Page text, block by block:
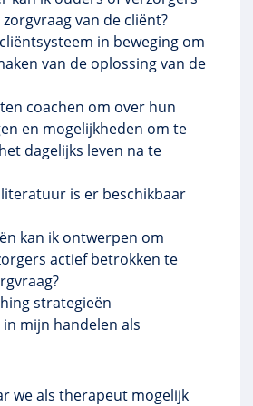
van de cliënt?
in beweging om
van de oplossing van de
coachen om over hun
en mogelijkheden om te
dagelijks leven na te
is er beschikbaar
kan ik ontwerpen om
actief betrokken te
strategieën
mijn handelen als
we als therapeut mogelijk